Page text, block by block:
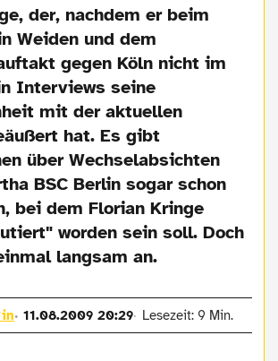
der, nachdem er beim
Weiden und dem
gegen Köln nicht im
Interviews seine
mit der aktuellen
hat. Es gibt
über Wechselabsichten
BSC Berlin sogar schon
bei dem Florian Kringe
worden sein soll. Doch
langsam an.
11.08.2009 20:29 Lesezeit: 9 Min.